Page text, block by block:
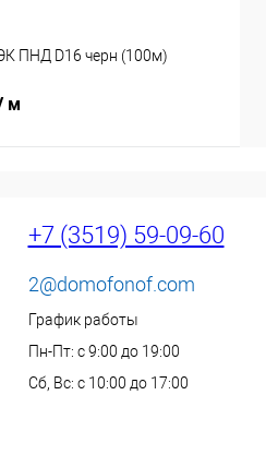
ПНД D16 черн (100м)
м
+7 (3519) 59-09-60
2@domofonof.com
График работы
Пн-Пт: с 9:00 до 19:00
Сб, Вс: с 10:00 до 17:00